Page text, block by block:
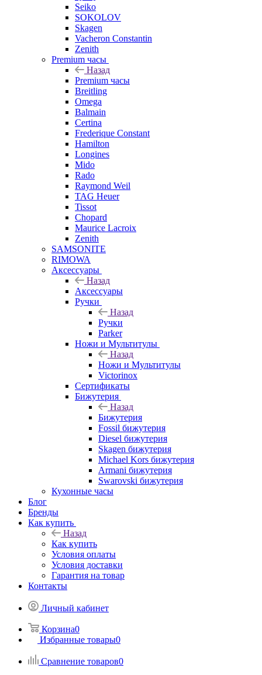
Seiko
SOKOLOV
Skagen
Vacheron Constantin
Zenith
Premium часы
Назад
Premium часы
Breitling
Omega
Balmain
Certina
Frederique Constant
Hamilton
Longines
Mido
Rado
Raymond Weil
TAG Heuer
Tissot
Chopard
Maurice Lacroix
Zenith
SAMSONITE
RIMOWA
Аксессуары
Назад
Аксессуары
Ручки
Назад
Ручки
Parker
Ножи и Мультитулы
Назад
Ножи и Мультитулы
Victorinox
Сертификаты
Бижутерия
Назад
Бижутерия
Fossil бижутерия
Diesel бижутерия
Skagen бижутерия
Michael Kors бижутерия
Armani бижутерия
Swarovski бижутерия
Кухонные часы
Блог
Бренды
Как купить
Назад
Как купить
Условия оплаты
Условия доставки
Гарантия на товар
Контакты
Личный кабинет
Корзина0
Избранные товары0
Сравнение товаров0